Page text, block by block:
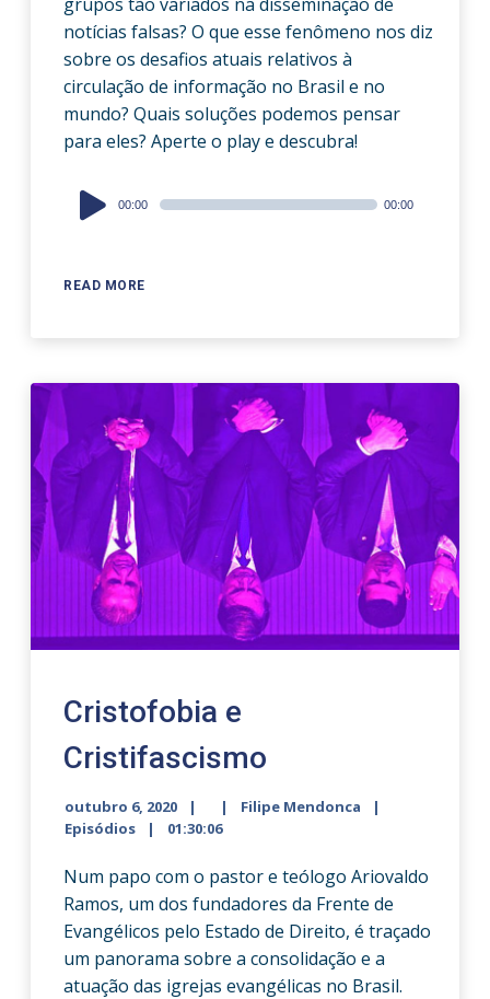
grupos tão variados na disseminação de
notícias falsas? O que esse fenômeno nos diz
sobre os desafios atuais relativos à
circulação de informação no Brasil e no
mundo? Quais soluções podemos pensar
para eles? Aperte o play e descubra!
READ MORE
Audio
Player
00:00 00:00
Cristofobia e
Cristifascismo
outubro 6, 2020
Filipe Mendonca
Episódios
01:30:06
Num papo com o pastor e teólogo Ariovaldo
Ramos, um dos fundadores da Frente de
Evangélicos pelo Estado de Direito, é traçado
um panorama sobre a consolidação e a
atuação das igrejas evangélicas no Brasil.